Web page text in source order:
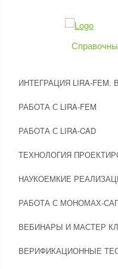
ИНТЕГРАЦИЯ LIRA-FEM.
РАБОТА С LIRA-FEM
РАБОТА С LIRA-CAD
ТЕХНОЛОГИЯ
НАУКОЕМКИЕ
РАБОТА С МОНОМАХ-
ВЕБИНАРЫ И МАСТЕР
ВЕРИФИКАЦИОННЫЕ